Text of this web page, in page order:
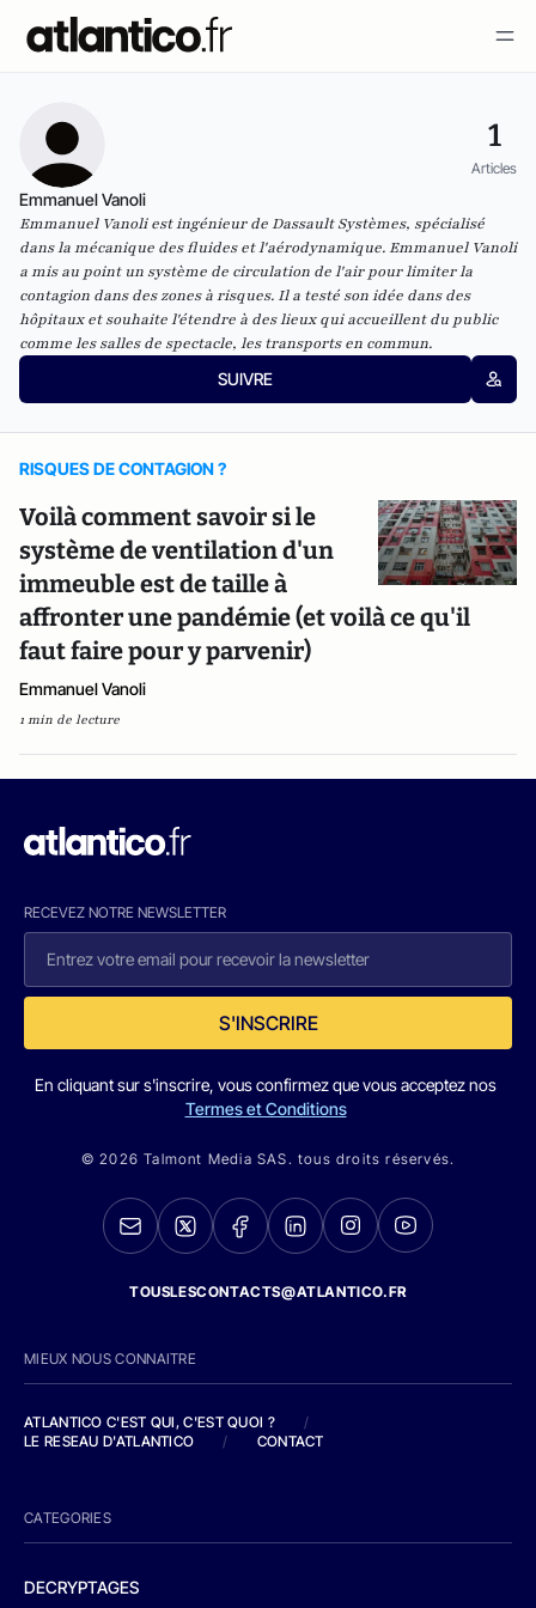
1
Articles
Emmanuel Vanoli
Emmanuel Vanoli est ingénieur de Dassault Systèmes, spécialisé
dans la mécanique des fluides et l'aérodynamique. Emmanuel Vanoli
a mis au point un système de circulation de l'air pour limiter la
contagion dans des zones à risques. Il a testé son idée dans des
hôpitaux et souhaite l'étendre à des lieux qui accueillent du public
comme les salles de spectacle, les transports en commun.
SUIVRE
RISQUES DE CONTAGION ?
Voilà comment savoir si le
système de ventilation d'un
immeuble est de taille à
affronter une pandémie (et voilà ce qu'il
faut faire pour y parvenir)
Emmanuel Vanoli
1 min de lecture
RECEVEZ NOTRE NEWSLETTER
S'INSCRIRE
En cliquant sur s'inscrire, vous confirmez que vous acceptez nos
Termes et Conditions
© 2026 Talmont Media SAS. tous droits réservés.
TOUSLESCONTACTS@ATLANTICO.FR
MIEUX NOUS CONNAITRE
ATLANTICO C'EST QUI, C'EST QUOI ?
/
LE RESEAU D'ATLANTICO
/ CONTACT
CATEGORIES
DECRYPTAGES